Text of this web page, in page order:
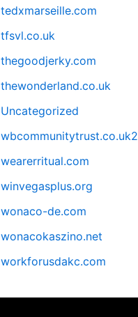
tedxmarseille.com
tfsvl.co.uk
thegoodjerky.com
thewonderland.co.uk
Uncategorized
wbcommunitytrust.co.uk2
wearerritual.com
winvegasplus.org
wonaco-de.com
wonacokaszino.net
workforusdakc.com